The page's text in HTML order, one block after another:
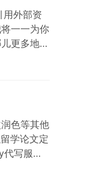
用外部资
一一为你
更多地了
色等其他
学论文定
写服务